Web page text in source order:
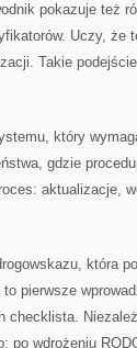
pokazuje też
Uczy, że
Takie
który
gdzie
aktualizacje,
która
pierwsze
checklista.
po wdrożeniu